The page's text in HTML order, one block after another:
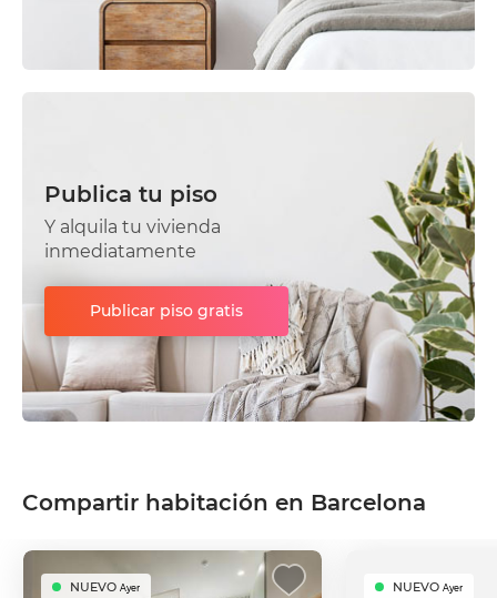
Publica tu piso
Y alquila tu vivienda
inmediatamente
Publicar piso gratis
Compartir habitación en Barcelona
NUEVO Ayer NUEVO Ayer